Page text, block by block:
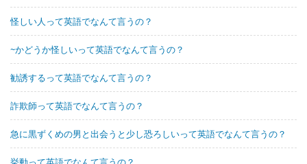
怪しい人って英語でなんて言うの？
~かどうか怪しいって英語でなんて言うの？
勧誘するって英語でなんて言うの？
詐欺師って英語でなんて言うの？
急に黒ずくめの男と出会うと少し恐ろしいって英語でなんて言うの？